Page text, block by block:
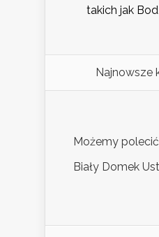
takich jak
Najnowsze
Możemy
Biały Domek